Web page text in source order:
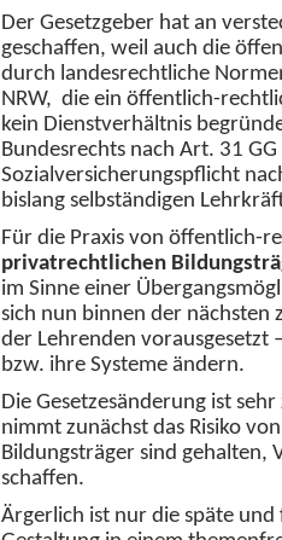
Der Gesetzgeber hat an
geschaffen, weil auch die
durch landesrechtliche
NRW, die ein öffentlich-
kein Dienstverhältnis
Bundesrechts nach Art. 31
Sozialversicherungspflicht
bislang selbständigen
Für die Praxis von öffentlich-
privatrechtlichen
im Sinne einer
sich nun binnen der nächsten
der Lehrenden vorausgesetzt
bzw. ihre Systeme ändern.
Die Gesetzesänderung ist
nimmt zunächst das Risiko
Bildungsträger sind gehalten,
schaffen.
Ärgerlich ist nur die späte